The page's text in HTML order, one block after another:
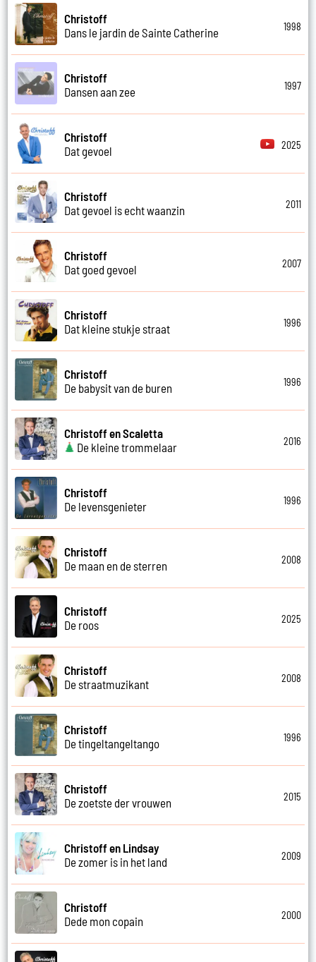
Christoff
Dans le jardin de Sainte Catherine
1998
Christoff
Dansen aan zee
1997
Christoff
Dat gevoel
2025
Christoff
Dat gevoel is echt waanzin
2011
Christoff
Dat goed gevoel
2007
Christoff
Dat kleine stukje straat
1996
Christoff
De babysit van de buren
1996
Christoff en Scaletta
De kleine trommelaar
2016
Christoff
De levensgenieter
1996
Christoff
De maan en de sterren
2008
Christoff
De roos
2025
Christoff
De straatmuzikant
2008
Christoff
De tingeltangeltango
1996
Christoff
De zoetste der vrouwen
2015
Christoff en Lindsay
De zomer is in het land
2009
Christoff
Dede mon copain
2000